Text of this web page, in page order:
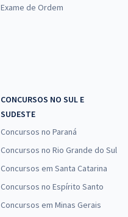
Exame de Ordem
CONCURSOS NO SUL E
SUDESTE
Concursos no Paraná
Concursos no Rio Grande do Sul
Concursos em Santa Catarina
Concursos no Espírito Santo
Concursos em Minas Gerais